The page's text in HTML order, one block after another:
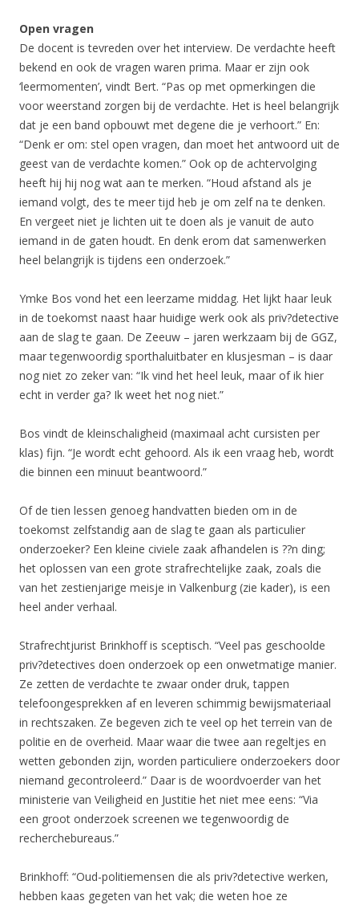
Open vragen
De docent is tevreden over het interview. De verdachte heeft
bekend en ook de vragen waren prima. Maar er zijn ook
‘leermomenten’, vindt Bert. “Pas op met opmerkingen die
voor weerstand zorgen bij de verdachte. Het is heel belangrijk
dat je een band opbouwt met degene die je verhoort.” En:
“Denk er om: stel open vragen, dan moet het antwoord uit de
geest van de verdachte komen.” Ook op de achtervolging
heeft hij hij nog wat aan te merken. “Houd afstand als je
iemand volgt, des te meer tijd heb je om zelf na te denken.
En vergeet niet je lichten uit te doen als je vanuit de auto
iemand in de gaten houdt. En denk erom dat samenwerken
heel belangrijk is tijdens een onderzoek.”
Ymke Bos vond het een leerzame middag. Het lijkt haar leuk
in de toekomst naast haar huidige werk ook als priv?detective
aan de slag te gaan. De Zeeuw – jaren werkzaam bij de GGZ,
maar tegenwoordig sporthaluitbater en klusjesman – is daar
nog niet zo zeker van: “Ik vind het heel leuk, maar of ik hier
echt in verder ga? Ik weet het nog niet.”
Bos vindt de kleinschaligheid (maximaal acht cursisten per
klas) fijn. “Je wordt echt gehoord. Als ik een vraag heb, wordt
die binnen een minuut beantwoord.”
Of de tien lessen genoeg handvatten bieden om in de
toekomst zelfstandig aan de slag te gaan als particulier
onderzoeker? Een kleine civiele zaak afhandelen is ??n ding;
het oplossen van een grote strafrechtelijke zaak, zoals die
van het zestienjarige meisje in Valkenburg (zie kader), is een
heel ander verhaal.
Strafrechtjurist Brinkhoff is sceptisch. “Veel pas geschoolde
priv?detectives doen onderzoek op een onwetmatige manier.
Ze zetten de verdachte te zwaar onder druk, tappen
telefoongesprekken af en leveren schimmig bewijsmateriaal
in rechtszaken. Ze begeven zich te veel op het terrein van de
politie en de overheid. Maar waar die twee aan regeltjes en
wetten gebonden zijn, worden particuliere onderzoekers door
niemand gecontroleerd.” Daar is de woordvoerder van het
ministerie van Veiligheid en Justitie het niet mee eens: “Via
een groot onderzoek screenen we tegenwoordig de
recherchebureaus.”
Brinkhoff: “Oud-politiemensen die als priv?detective werken,
hebben kaas gegeten van het vak; die weten hoe ze